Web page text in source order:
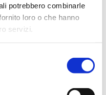
potrebbero combinarle
loro o che hanno
servizi.